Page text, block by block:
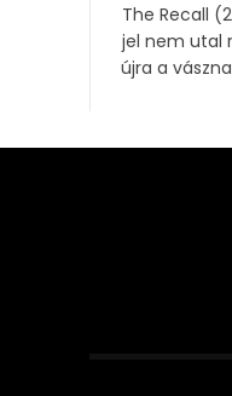
The Recall
jel nem utal
újra a